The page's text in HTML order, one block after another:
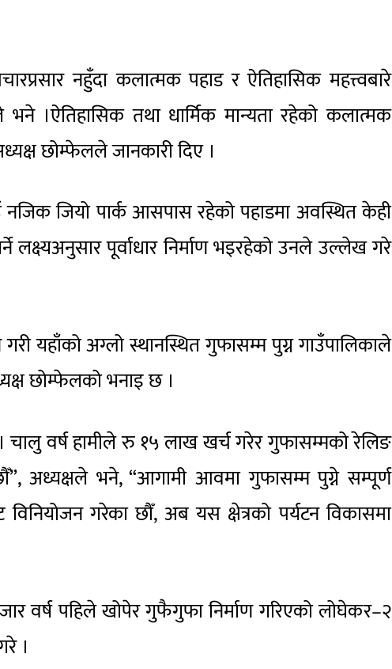
नहुँदा कलात्मक पहाड र ऐतिहासिक महत्त्वबारे
।ऐतिहासिक तथा धार्मिक मान्यता रहेको कलात्मक
छोम्फेलले जानकारी दिए ।
नजिक जियो पार्क आसपास रहेको पहाडमा अवस्थित केही
लक्ष्यअनुसार पूर्वाधार निर्माण भइरहेको उनले उल्लेख गरे
यहाँको अग्लो स्थानस्थित गुफासम्म पुग्न गाउँपालिकाले
छोम्फेलको भनाइ छ ।
वर्ष हामीले रु १५ लाख खर्च गरेर गुफासम्मको रेलिङ
अध्यक्षले भने, “आगामी आवमा गुफासम्म पुग्ने सम्पूर्ण
विनियोजन गरेका छौँ, अब यस क्षेत्रको पर्यटन विकासमा
वर्ष पहिले खोपेर गुफैगुफा निर्माण गरिएको लोघेकर–२
।